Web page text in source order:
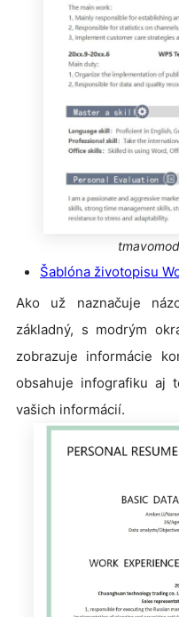
Šablóna životopisu
Ako už naznačuje
základný, s modrým
zobrazuje informácie
obsahuje infografiku aj
vašich informácií.